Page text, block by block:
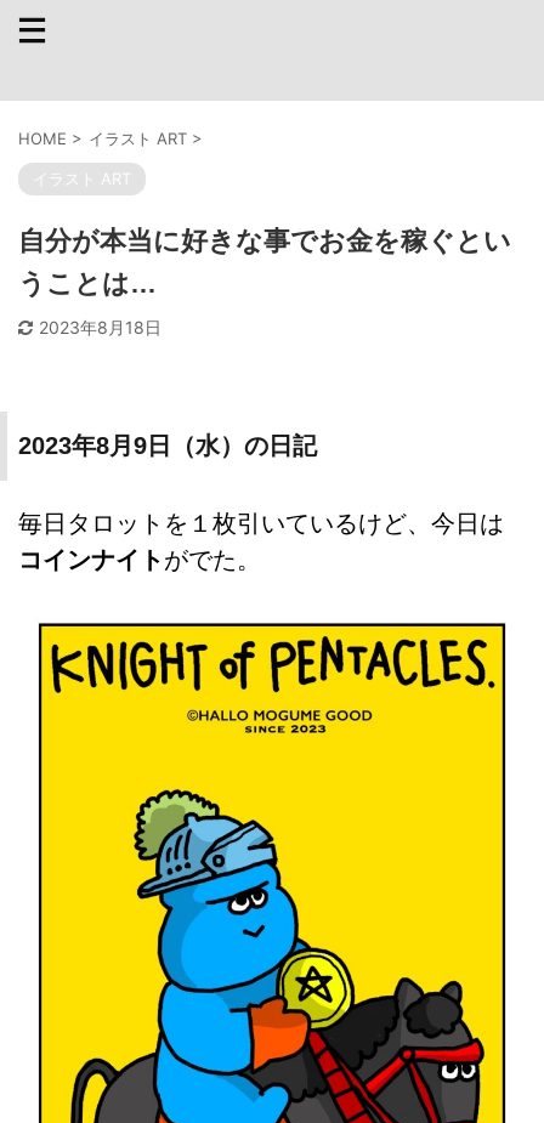
HOME > イラスト ART >
イラスト ART
自分が本当に好きな事でお金を稼ぐとい
うことは…
2023年8月18日
2023年8月9日（水）の日記
毎日タロットを１枚引いているけど、今日は
コインナイトがでた。